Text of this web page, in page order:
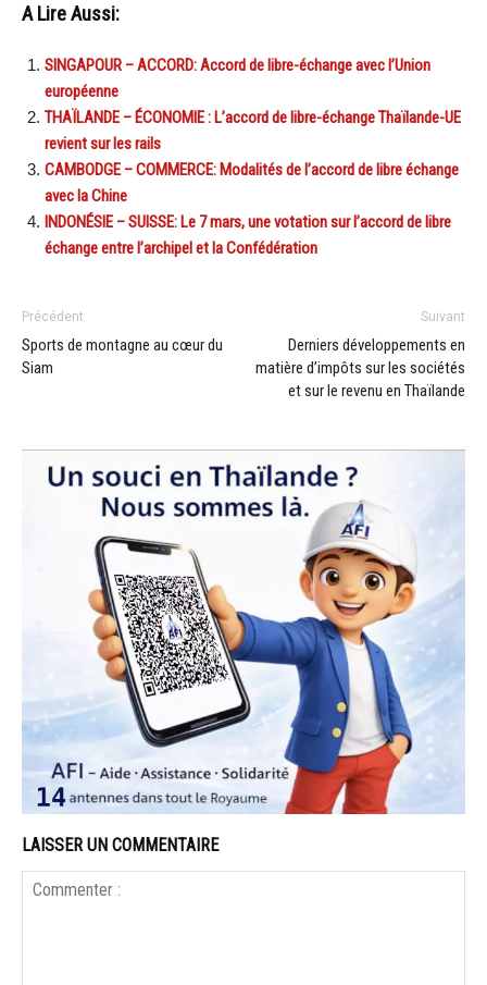
A Lire Aussi:
SINGAPOUR – ACCORD: Accord de libre-échange avec l’Union
européenne
THAÏLANDE – ÉCONOMIE : L’accord de libre-échange Thaïlande-UE
revient sur les rails
CAMBODGE – COMMERCE: Modalités de l’accord de libre échange
avec la Chine
INDONÉSIE – SUISSE: Le 7 mars, une votation sur l’accord de libre
échange entre l’archipel et la Confédération
Précédent
Sports de montagne au cœur du
Siam
Suivant
Derniers développements en
matière d’impôts sur les sociétés
et sur le revenu en Thaïlande
LAISSER UN COMMENTAIRE